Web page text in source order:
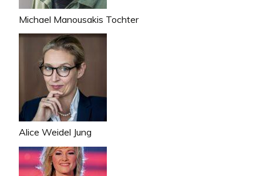
Michael Manousakis Tochter
Alice Weidel Jung